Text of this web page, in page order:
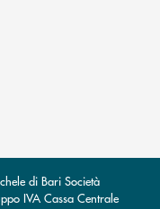
l’app di posta
l’app di posta
di Bari Società
IVA Cassa Centrale